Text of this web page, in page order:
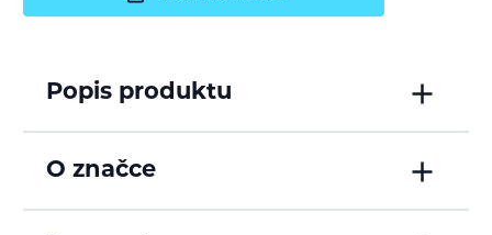
Popis produktu
O značce